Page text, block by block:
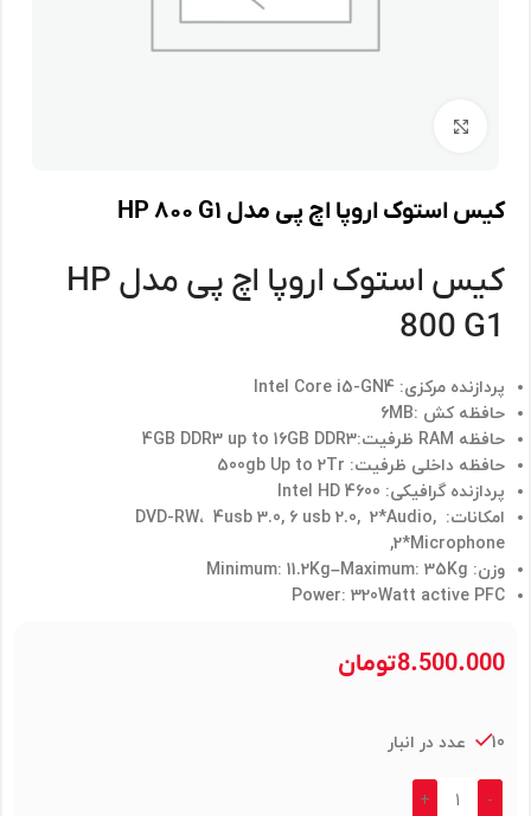
کیس استوک اروپا اچ پی مدل HP ۸۰۰ G۱
کیس استوک اروپا اچ پی مدل HP
800 G1
پردازنده مرکزی: Intel Core i5-GN4
حافظه کش :6MB
حافظه RAM
ظرفیت:4GB DDR3 up to 16GB DDR3
حافظه داخلی ظرفیت: 500gb Up to 2Tr
پردازنده گرافیکی: Intel HD 4600
امکانات: DVD-RW، 4usb 3.0, 6 usb 2.0, 2*Audio,
2*Microphone,
وزن: Minimum: 11.2Kg–Maximum: 35Kg
Power: 320Watt active PFC
8.500.000تومان
10 عدد در انبار
-
+